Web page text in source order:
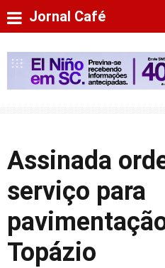
Jornal Café
Assinada
serviço para
Topázio